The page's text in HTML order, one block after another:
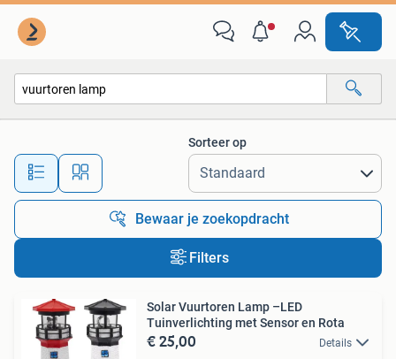
Alle afstanden…
Sorteer op
Bewaar je zoekopdracht
Filters
Solar Vuurtoren Lamp –LED
Tuinverlichting met Sensor en Rota
€ 25,00 Details